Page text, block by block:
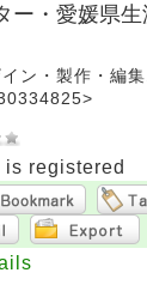
ー・愛媛県
ン・製作・編
is registered